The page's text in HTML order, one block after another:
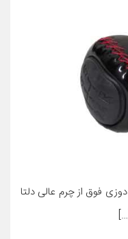
فوق از چرم عالی دلتا